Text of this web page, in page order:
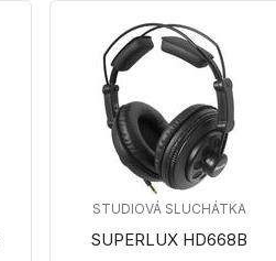
SUPERLUX HD668B
STUDIOVÁ SLUCHÁTKA